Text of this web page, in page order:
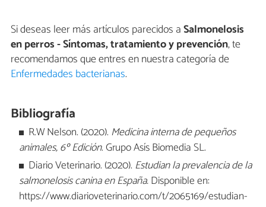
Si deseas leer más artículos parecidos aSalmonelosis
en perros - Síntomas, tratamiento y prevención, te
recomendamos que entres en nuestra categoría de
Enfermedades bacterianas.
Bibliografía
R.W Nelson. (2020). Medicina interna de pequeños
animales, 6º Edición. Grupo Asís Biomedia SL.
Diario Veterinario. (2020). Estudian la prevalencia de la
salmonelosis canina en España.Disponible en:
https://www.diarioveterinario.com/t/2065169/estudian-